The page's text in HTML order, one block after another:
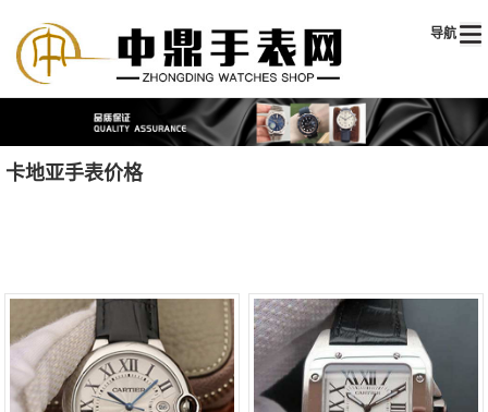
导航
卡地亚手表价格